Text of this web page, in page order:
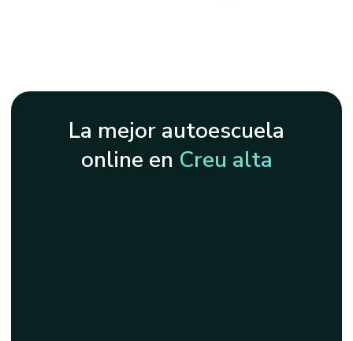
La mejor autoescuela
online en Creu alta